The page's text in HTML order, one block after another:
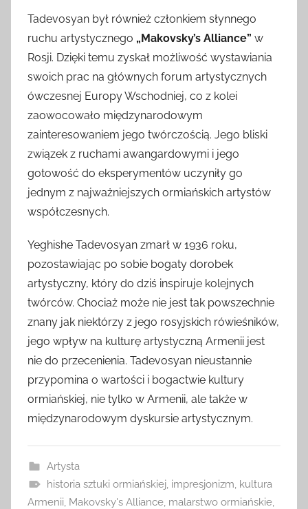
Tadevosyan był również członkiem słynnego
ruchu artystycznego „Makovsky’s Alliance” w
Rosji. Dzięki temu zyskał możliwość wystawiania
swoich prac na głównych forum artystycznych
ówczesnej Europy Wschodniej, co z kolei
zaowocowało międzynarodowym
zainteresowaniem jego twórczością. Jego bliski
związek z ruchami awangardowymi i jego
gotowość do eksperymentów uczyniły go
jednym z najważniejszych ormiańskich artystów
współczesnych.
Yeghishe Tadevosyan zmarł w 1936 roku,
pozostawiając po sobie bogaty dorobek
artystyczny, który do dziś inspiruje kolejnych
twórców. Chociaż może nie jest tak powszechnie
znany jak niektórzy z jego rosyjskich rówieśników,
jego wpływ na kulturę artystyczną Armenii jest
nie do przecenienia. Tadevosyan nieustannie
przypomina o wartości i bogactwie kultury
ormiańskiej, nie tylko w Armenii, ale także w
międzynarodowym dyskursie artystycznym.
Artysta
historia sztuki ormiańskiej, impresjonizm kultura
Armenii Makovsky's Alliance malarstwo ormiańskie